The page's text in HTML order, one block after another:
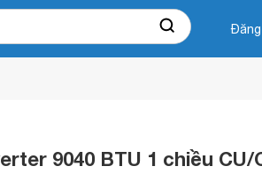
9040 BTU 1 chiều CU/